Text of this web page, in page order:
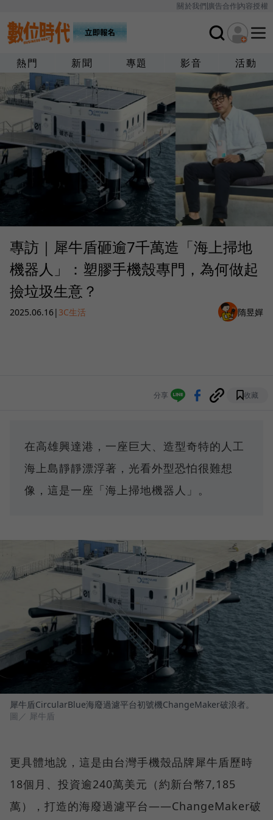
關於我們廣告合作內容授權
熱門 新聞 專題 影音 活動
專訪｜犀牛盾砸逾7千萬造「海上掃地
機器人」：塑膠手機殼專門，為何做起
撿垃圾生意？
2025.06.16| 3C生活 隋昱嬋
分享 收藏
在高雄興達港，一座巨大、造型奇特的人工
海上島靜靜漂浮著，光看外型恐怕很難想
像，這是一座「海上掃地機器人」。
犀牛盾CircularBlue海廢過濾平台初號機ChangeMaker破浪者。
圖／ 犀牛盾
更具體地說，這是由台灣手機殼品牌犀牛盾歷時
18個月、投資逾240萬美元（約新台幣7,185
萬），打造的海廢過濾平台——ChangeMaker破